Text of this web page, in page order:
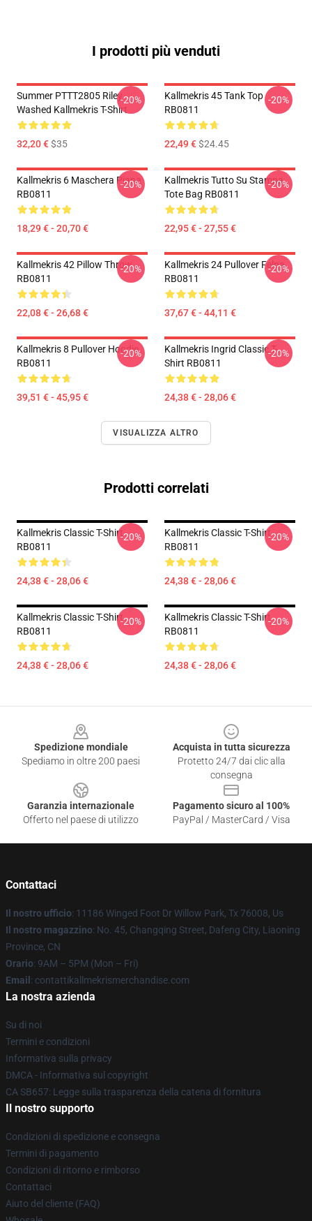
I prodotti più venduti
Summer PTTT2805 Riley
Washed Kallmekris T-Shirt
32,20 €$35
-20%
Kallmekris 45 Tank Top
RB0811
22,49 €$24.45
-20%
Kallmekris 6 Maschera Piana
RB0811
18,29 € - 20,70 €
-20%
Kallmekris Tutto Su Stampa
Tote Bag RB0811
22,95 € - 27,55 €
-20%
Kallmekris 42 Pillow Throw
RB0811
22,08 € - 26,68 €
-20%
Kallmekris 24 Pullover Felpa
RB0811
37,67 € - 44,11 €
-20%
Kallmekris 8 Pullover Hoodie
RB0811
39,51 € - 45,95 €
-20%
Kallmekris Ingrid Classic T-
Shirt RB0811
24,38 € - 28,06 €
-20%
VISUALIZZA ALTRO
Prodotti correlati
Kallmekris Classic T-Shirt
RB0811
24,38 € - 28,06 €
-20%
Kallmekris Classic T-Shirt
RB0811
24,38 € - 28,06 €
-20%
Kallmekris Classic T-Shirt
RB0811
24,38 € - 28,06 €
-20%
Kallmekris Classic T-Shirt
RB0811
24,38 € - 28,06 €
-20%
Spedizione mondiale
Spediamo in oltre 200 paesi
Acquista in tutta sicurezza
Protetto 24/7 dai clic alla
consegna
Garanzia internazionale
Offerto nel paese di utilizzo
Pagamento sicuro al 100%
PayPal / MasterCard / Visa
Contattaci
Il nostro ufficio: 11186 Winged Foot Dr Willow Park, Tx 76008, Us
Il nostro magazzino: No. 45, Changqing Street, Dafeng City, Liaoning
Province, CN
Orario: 9AM – 5PM (Mon – Fri)
Email : contattikallmekrismerchandise.com
La nostra azienda
Su di noi
Termini e condizioni
Informativa sulla privacy
DMCA - Informativa sul copyright
CA SB657: Legge sulla trasparenza della catena di fornitura
Il nostro supporto
Condizioni di spedizione e consegna
Termini di pagamento
Condizioni di ritorno e rimborso
Contattaci
Aiuto del cliente (FAQ)